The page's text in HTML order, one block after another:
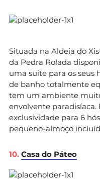
Situada na Aldeia do
da Pedra Rolada
uma suite para os seus
de banho totalmente
tem um ambiente
envolvente
exclusividade para 6
pequeno-almoço
10. Casa do Páteo